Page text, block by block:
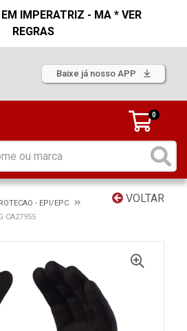
IMPERATRIZ - MA * VER
REGRAS
Baixe já nosso APP
0
VOLTAR
- EPI/EPC
CA27955